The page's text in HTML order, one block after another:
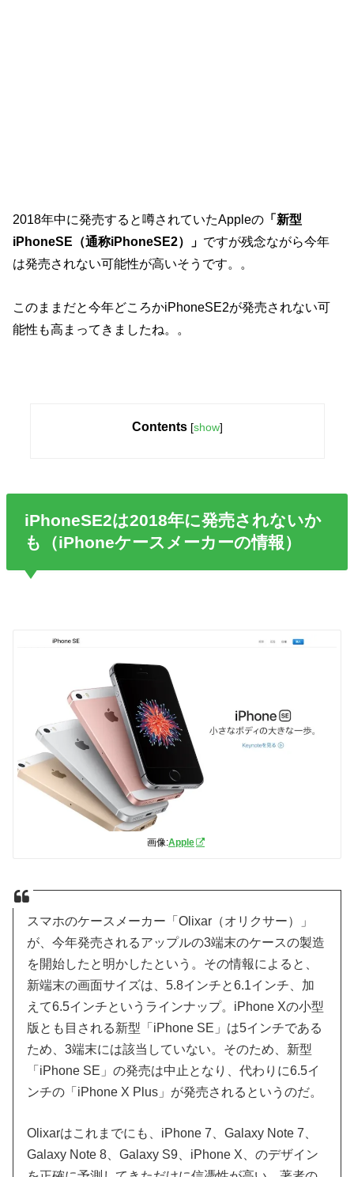
2018年中に発売すると噂されていたAppleの 「新型
iPhoneSE（通称iPhoneSE2）」 ですが残念ながら今年
は発売されない可能性が高いそうです。。
このままだと今年どころかiPhoneSE2が発売されない可
能性も高まってきましたね。。
Contents [show]
iPhoneSE2は2018年に発売されないか
も（iPhoneケースメーカーの情報）
画像:Apple
スマホのケースメーカー「Olixar（オリクサー）」
が、今年発売されるアップルの3端末のケースの製造
を開始したと明かしたという。その情報によると、
新端末の画面サイズは、5.8インチと6.1インチ、加
えて6.5インチというラインナップ。iPhone Xの小型
版とも目される新型「iPhone SE」は5インチである
ため、3端末には該当していない。そのため、新型
「iPhone SE」の発売は中止となり、代わりに6.5イ
ンチの「iPhone X Plus」が発売されるというのだ。
Olixarはこれまでにも、iPhone 7、Galaxy Note 7、
Galaxy Note 8、Galaxy S9、iPhone X、のデザイン